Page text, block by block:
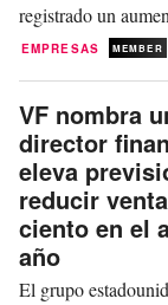
registrado un
de dos dígitos en el
sobre todo, al
China. Las pérdidas
chaquetas de
Toronto fueron...
EMPRESAS MEMBER
VF nombra
director
eleva
reducir
ciento en el
año
El grupo